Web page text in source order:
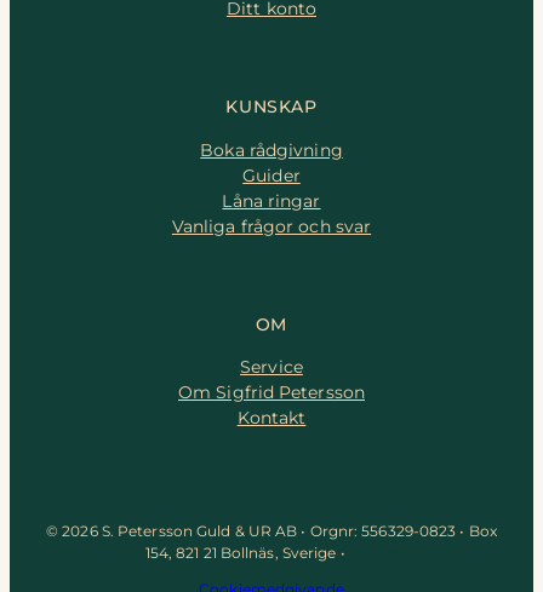
Ditt konto
KUNSKAP
Boka rådgivning
Guider
Låna ringar
Vanliga frågor och svar
OM
Service
Om Sigfrid Petersson
Kontakt
© 2026 S. Petersson Guld & UR AB • Orgnr: 556329-0823 • Box
154, 821 21 Bollnäs, Sverige •